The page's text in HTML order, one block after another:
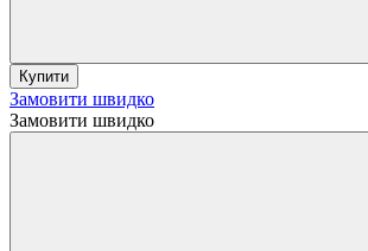
Купити
Замовити швидко
Замовити швидко